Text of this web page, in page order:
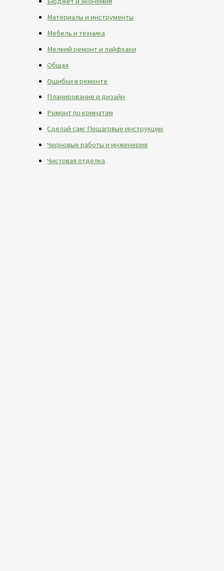
Материалы и инструменты
Мебель и техника
Мелкий ремонт и лайфхаки
Общая
Ошибки в ремонте
Планирование и дизайн
Ремонт по комнатам
Сделай сам: Пошаговые инструкции
Черновые работы и инженерия
Чистовая отделка